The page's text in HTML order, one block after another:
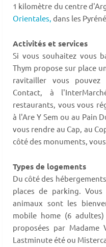
1 kilomètre du centre
Orientales, dans les
Activités et services
Si vous souhaitez vous
Thym propose sur place
ravitailler vous
Contact, à
restaurants, vous vous
à l'Are Y Sem ou au Pain
vous rendre au Cap, au
côté des monuments,
Types de logements
Du côté des
places de parking.
animaux sont les
mobile home (6
proposées par Madame
Lastminute été ou